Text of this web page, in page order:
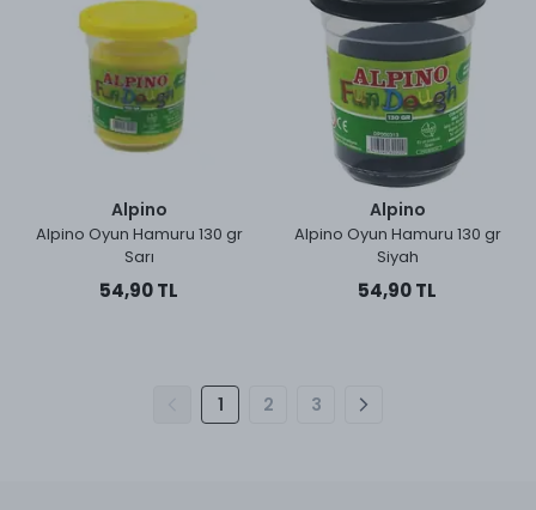
Alpino
Alpino Oyun Hamuru 130 gr
Sarı
54,90 TL
Alpino
Alpino Oyun Hamuru 130 gr
Siyah
54,90 TL
1 2 3